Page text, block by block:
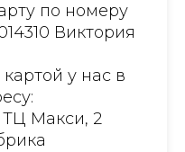
по номеру
Виктория
у нас в
ТЦ Макси, 2